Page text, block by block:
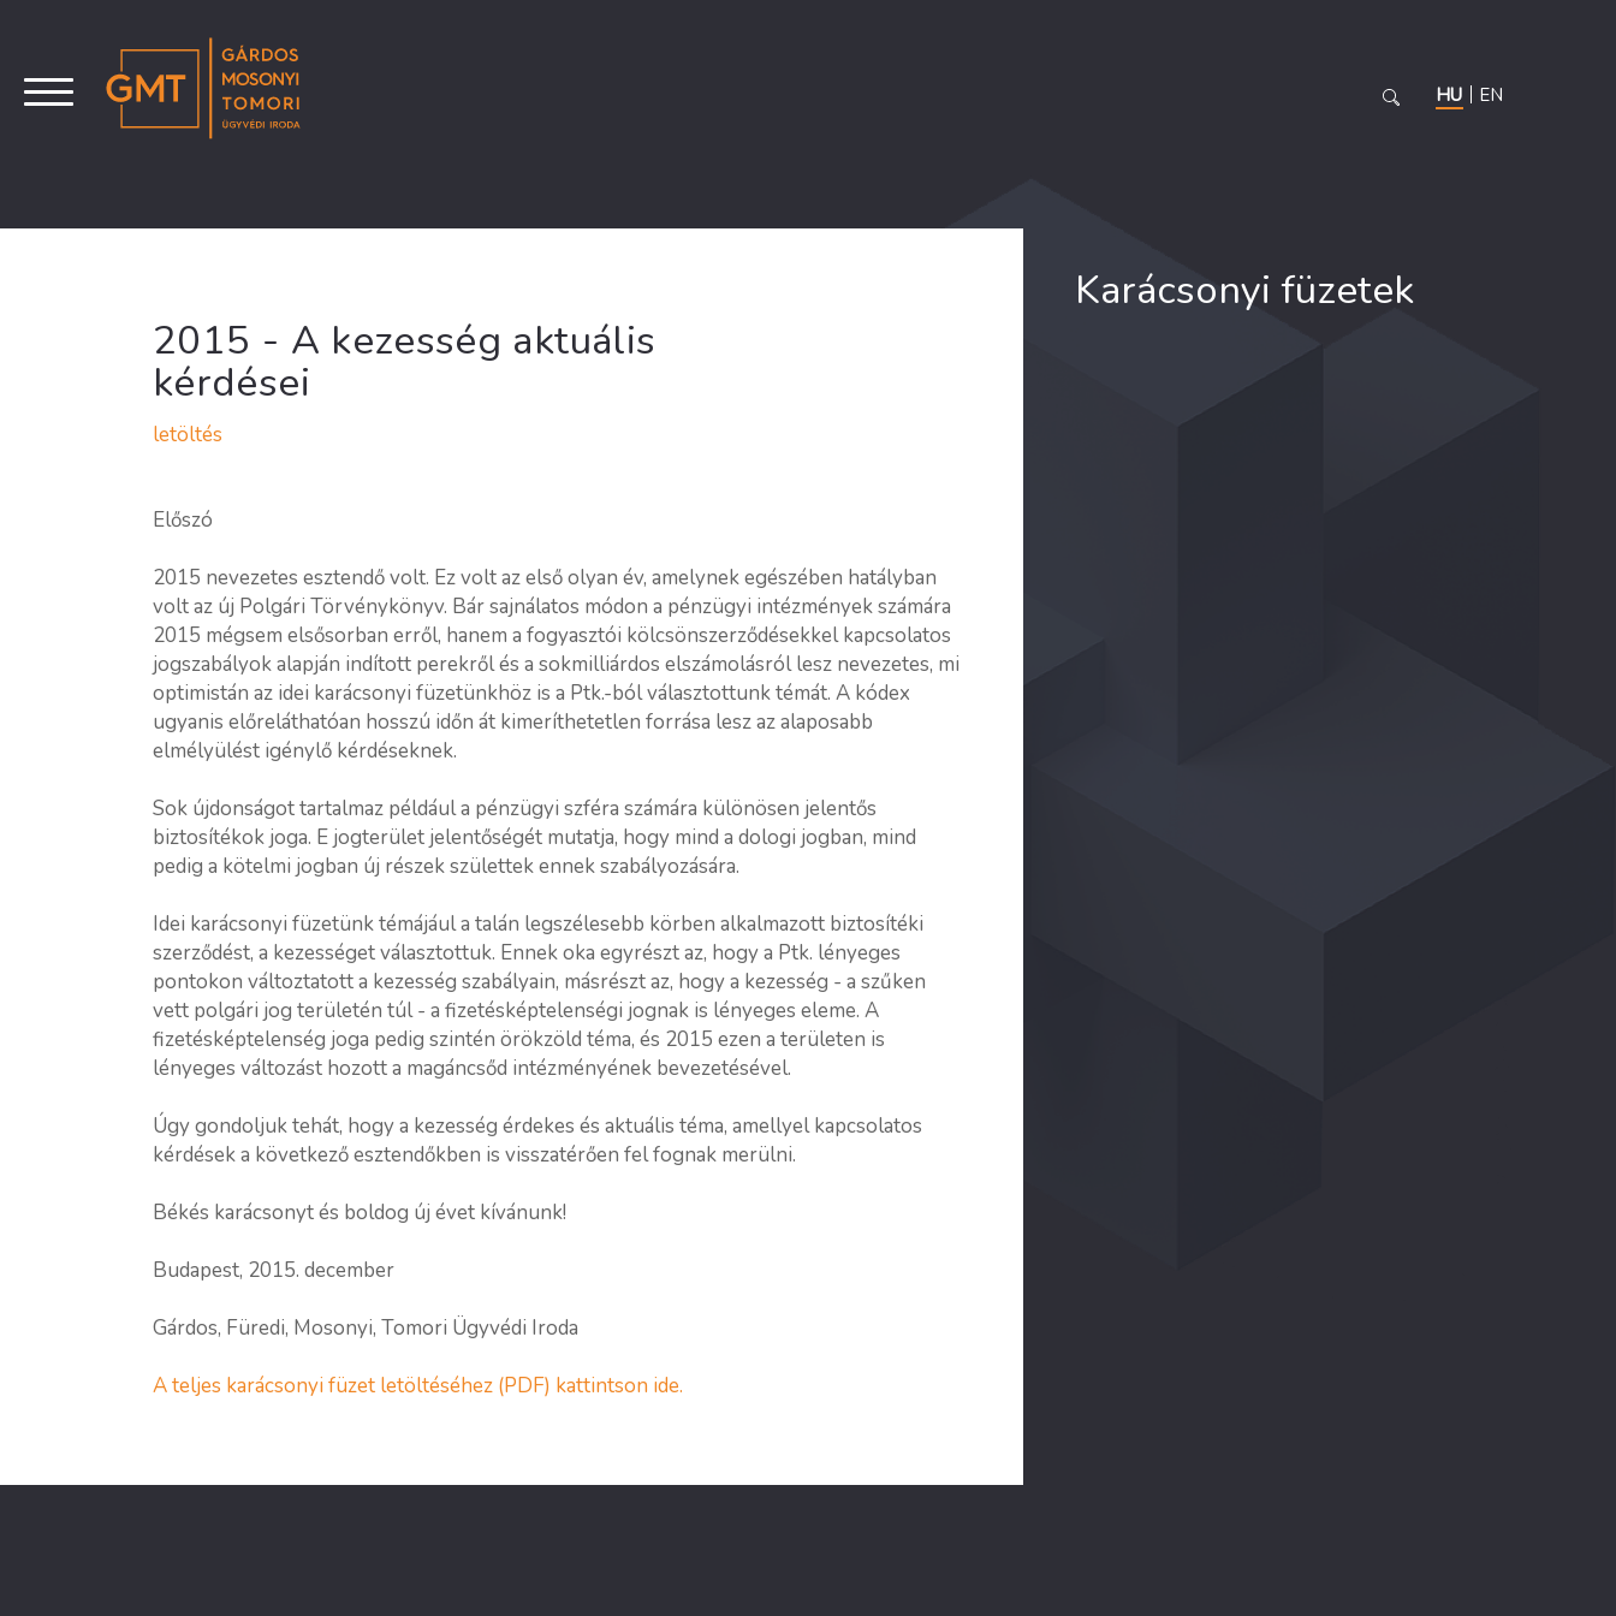
HU EN
2015 - A kezesség aktuális
kérdései
letöltés
Előszó
2015 nevezetes esztendő volt. Ez volt az első olyan év, amelynek egészében hatályban
volt az új Polgári Törvénykönyv. Bár sajnálatos módon a pénzügyi intézmények számára
2015 mégsem elsősorban erről, hanem a fogyasztói kölcsönszerződésekkel kapcsolatos
jogszabályok alapján indított perekről és a sokmilliárdos elszámolásról lesz nevezetes, mi
optimistán az idei karácsonyi füzetünkhöz is a Ptk.-ból választottunk témát. A kódex
ugyanis előreláthatóan hosszú időn át kimeríthetetlen forrása lesz az alaposabb
elmélyülést igénylő kérdéseknek.
Sok újdonságot tartalmaz például a pénzügyi szféra számára különösen jelentős
biztosítékok joga. E jogterület jelentőségét mutatja, hogy mind a dologi jogban, mind
pedig a kötelmi jogban új részek születtek ennek szabályozására.
Idei karácsonyi füzetünk témájául a talán legszélesebb körben alkalmazott biztosítéki
szerződést, a kezességet választottuk. Ennek oka egyrészt az, hogy a Ptk. lényeges
pontokon változtatott a kezesség szabályain, másrészt az, hogy a kezesség - a szűken
vett polgári jog területén túl - a fizetésképtelenségi jognak is lényeges eleme. A
fizetésképtelenség joga pedig szintén örökzöld téma, és 2015 ezen a területen is
lényeges változást hozott a magáncsőd intézményének bevezetésével.
Úgy gondoljuk tehát, hogy a kezesség érdekes és aktuális téma, amellyel kapcsolatos
kérdések a következő esztendőkben is visszatérően fel fognak merülni.
Békés karácsonyt és boldog új évet kívánunk!
Budapest, 2015. december
Gárdos, Füredi, Mosonyi, Tomori Ügyvédi Iroda
A teljes karácsonyi füzet letöltéséhez (PDF) kattintson ide.
Karácsonyi füzetek